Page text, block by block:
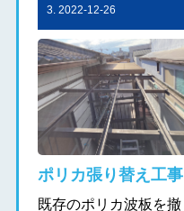
3. 2022-12-26
ポリカ張り替え工事
既存のポリカ波板を撤